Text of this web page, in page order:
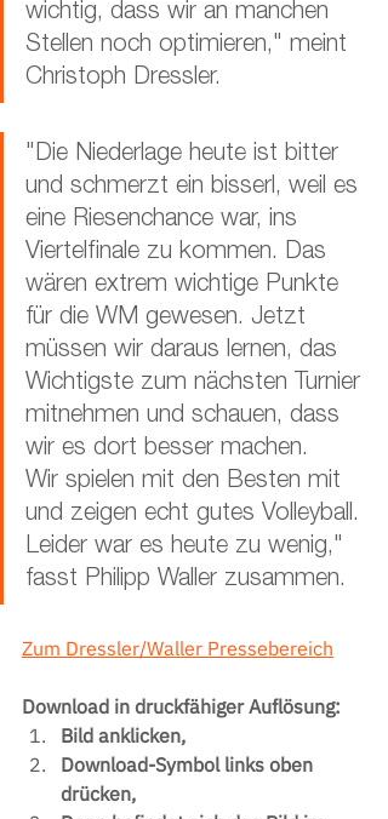
wichtig, dass wir an manchen
Stellen noch optimieren," meint
Christoph Dressler.
"Die Niederlage heute ist bitter
und schmerzt ein bisserl, weil es
eine Riesenchance war, ins
Viertelfinale zu kommen. Das
wären extrem wichtige Punkte
für die WM gewesen. Jetzt
müssen wir daraus lernen, das
Wichtigste zum nächsten Turnier
mitnehmen und schauen, dass
wir es dort besser machen.
Wir spielen mit den Besten mit
und zeigen echt gutes Volleyball.
Leider war es heute zu wenig,"
fasst Philipp Waller zusammen.
Zum Dressler/Waller Pressebereich
Download in druckfähiger Auflösung:
Bild anklicken,
Download-Symbol links oben
drücken,